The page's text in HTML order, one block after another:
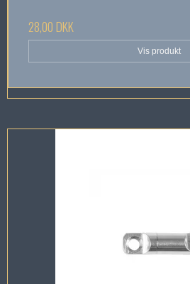
28,00 DKK
Vis produkt